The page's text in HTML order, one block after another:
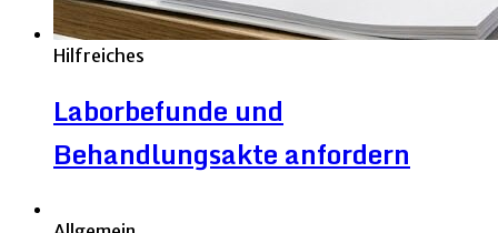
Hilfreiches
Laborbefunde und
Behandlungsakte anfordern